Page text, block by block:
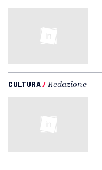
CULTURA/ Redazione